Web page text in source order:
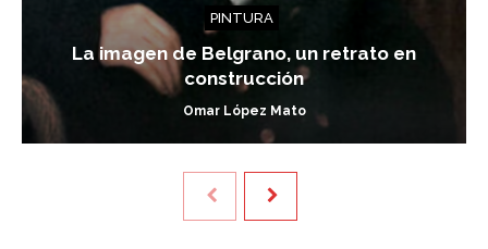
PINTURA
La imagen de Belgrano, un retrato en
construcción
Omar López Mato